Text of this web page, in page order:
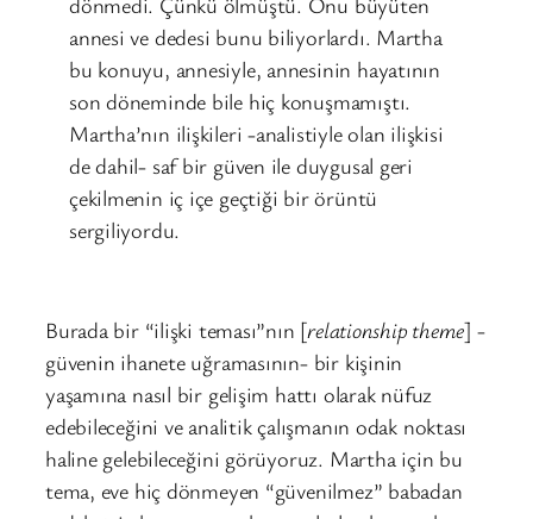
annesi ve dedesi bunu biliyorlardı. Martha
bu konuyu, annesiyle, annesinin hayatının
son döneminde bile hiç konuşmamıştı.
Martha’nın ilişkileri -analistiyle olan ilişkisi
de dahil- saf bir güven ile duygusal geri
çekilmenin iç içe geçtiği bir örüntü
sergiliyordu.
Burada bir “ilişki teması”nın [relationship theme] -
güvenin ihanete uğramasının- bir kişinin
yaşamına nasıl bir gelişim hattı olarak nüfuz
edebileceğini ve analitik çalışmanın odak noktası
haline gelebileceğini görüyoruz. Martha için bu
tema, eve hiç dönmeyen “güvenilmez” babadan